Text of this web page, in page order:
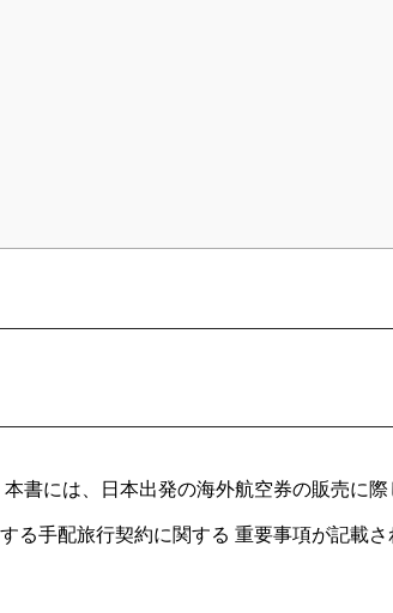
書には、 日本出発の海外航空券の販売に際
る手配旅行契約に関する 重要事項が記載さ